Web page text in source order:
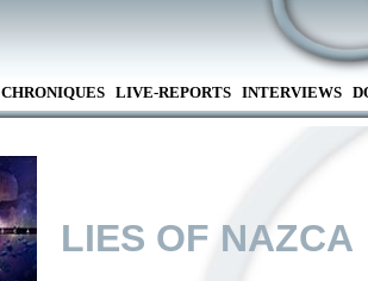
CHRONIQUES LIVE-REPORTS INTERVIEWS
LIES OF NAZCA